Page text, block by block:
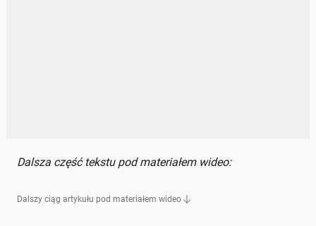
Dalsza część tekstu pod materiałem wideo:
Dalszy ciąg artykułu pod materiałem wideo